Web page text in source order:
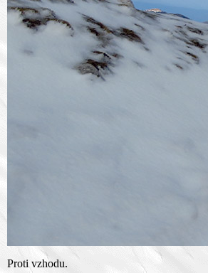
Proti vzhodu.